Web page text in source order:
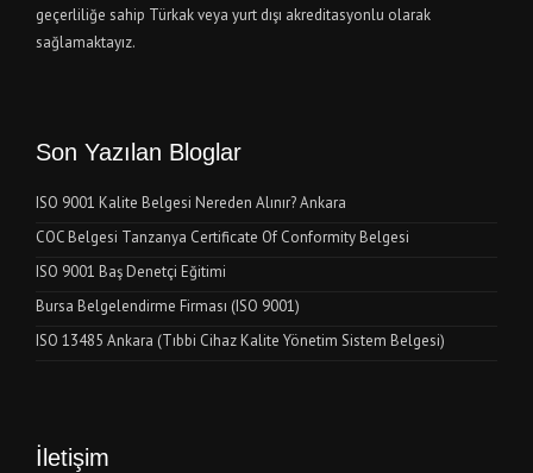
geçerliliğe sahip Türkak veya yurt dışı akreditasyonlu olarak
sağlamaktayız.
Son Yazılan Bloglar
ISO 9001 Kalite Belgesi Nereden Alınır? Ankara
COC Belgesi Tanzanya Certificate Of Conformity Belgesi
ISO 9001 Baş Denetçi Eğitimi
Bursa Belgelendirme Firması (ISO 9001)
ISO 13485 Ankara (Tıbbi Cihaz Kalite Yönetim Sistem Belgesi)
İletişim